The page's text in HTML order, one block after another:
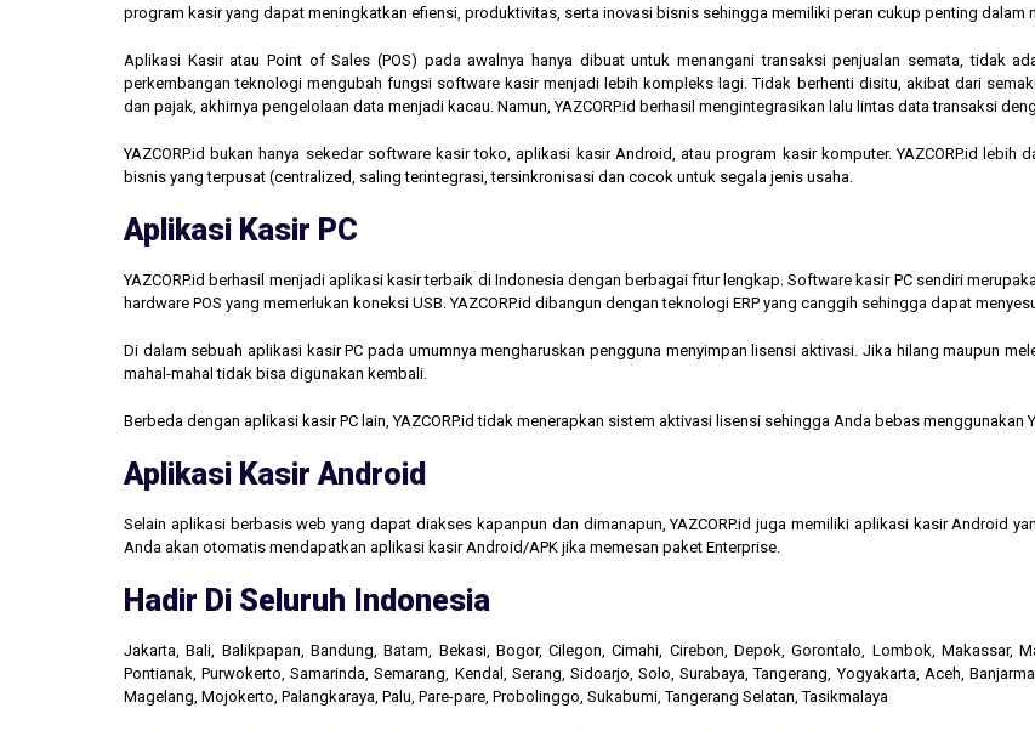
program kasir yang dapat meningkatkan efiensi, produktivitas, serta inovasi bisnis sehingga memiliki peran cukup penting dalam
Aplikasi Kasir atau Point of Sales (POS) pada awalnya hanya dibuat untuk menangani transaksi penjualan semata, tidak
perkembangan teknologi mengubah fungsi software kasir menjadi lebih kompleks lagi. Tidak berhenti disitu, akibat dari
dan pajak, akhirnya pengelolaan data menjadi kacau. Namun, YAZCORP.id berhasil mengintegrasikan lalu lintas data transaksi
YAZCORP.id bukan hanya sekedar software kasir toko, aplikasi kasir Android, atau program kasir komputer. YAZCORP.id lebih
bisnis yang terpusat (centralized, saling terintegrasi, tersinkronisasi dan cocok untuk segala jenis usaha.
Aplikasi Kasir PC
YAZCORP.id berhasil menjadi aplikasi kasir terbaik di Indonesia dengan berbagai fitur lengkap. Software kasir PC sendiri
hardware POS yang memerlukan koneksi USB. YAZCORP.id dibangun dengan teknologi ERP yang canggih sehingga dapat
Di dalam sebuah aplikasi kasir PC pada umumnya mengharuskan pengguna menyimpan lisensi aktivasi. Jika hilang maupun
mahal-mahal tidak bisa digunakan kembali.
Berbeda dengan aplikasi kasir PC lain, YAZCORP.id tidak menerapkan sistem aktivasi lisensi sehingga Anda bebas menggunakan
Aplikasi Kasir Android
Selain aplikasi berbasis web yang dapat diakses kapanpun dan dimanapun, YAZCORP.id juga memiliki aplikasi kasir Android
Anda akan otomatis mendapatkan aplikasi kasir Android/APK jika memesan paket Enterprise.
Hadir Di Seluruh Indonesia
Jakarta, Bali, Balikpapan, Bandung, Batam, Bekasi, Bogor, Cilegon, Cimahi, Cirebon, Depok, Gorontalo, Lombok, Makassar,
Pontianak, Purwokerto, Samarinda, Semarang, Kendal, Serang, Sidoarjo, Solo, Surabaya, Tangerang, Yogyakarta, Aceh,
Magelang, Mojokerto, Palangkaraya, Palu, Pare-pare, Probolinggo, Sukabumi, Tangerang Selatan, Tasikmalaya